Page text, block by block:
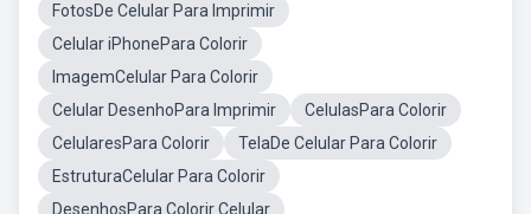
FotosDe Celular Para Imprimir
Celular iPhonePara Colorir
ImagemCelular Para Colorir
Celular DesenhoPara Imprimir
CelulasPara Colorir
CelularesPara Colorir
TelaDe Celular Para Colorir
EstruturaCelular Para Colorir
DesenhosPara Colorir Celular